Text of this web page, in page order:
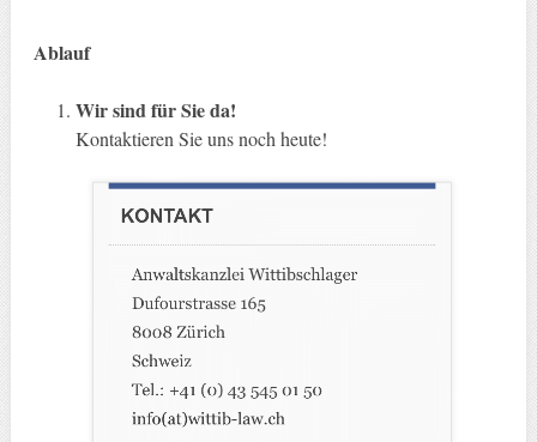
Ablauf
Wir sind für Sie da!
Kontaktieren Sie uns noch heute!